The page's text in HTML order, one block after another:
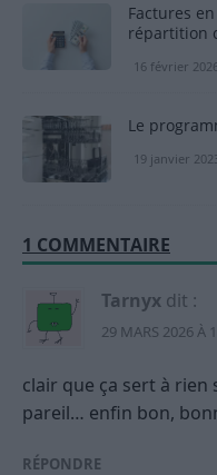
Factures
répartition
16 février
Le
19 janvier
1 COMMENTAIRE
Tarnyx dit :
29 MARS 2026 À
clair que ça sert à
pareil… enfin bon,
RÉPONDRE